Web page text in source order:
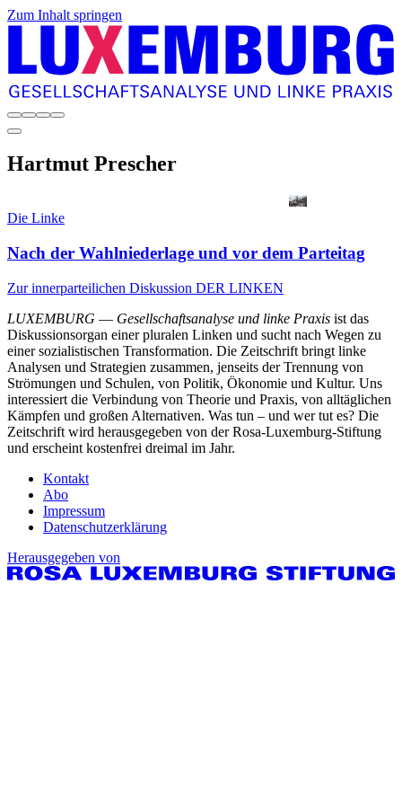
Zum Inhalt springen
Hartmut Prescher
Die Linke
Nach der Wahlniederlage und vor dem Parteitag
Zur innerparteilichen Diskussion DER LINKEN
LUXEMBURG — Gesellschaftsanalyse und linke Praxis ist das
Diskussionsorgan einer pluralen Linken und sucht nach Wegen zu
einer sozialistischen Transformation. Die Zeitschrift bringt linke
Analysen und Strategien zusammen, jenseits der Trennung von
Strömungen und Schulen, von Politik, Ökonomie und Kultur. Uns
interessiert die Verbindung von Theorie und Praxis, von alltäglichen
Kämpfen und großen Alternativen. Was tun – und wer tut es? Die
Zeitschrift wird herausgegeben von der Rosa-Luxemburg-Stiftung
und erscheint kostenfrei dreimal im Jahr.
Kontakt
Abo
Impressum
Datenschutzerklärung
Herausgegeben von